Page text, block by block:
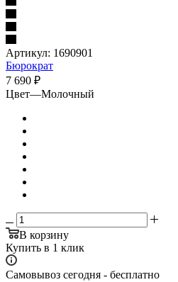
Артикул: 1690901
Бюрократ
7 690 ₽
Цвет—Молочный
В корзину
Купить в 1 клик
Самовывоз сегодня - бесплатно